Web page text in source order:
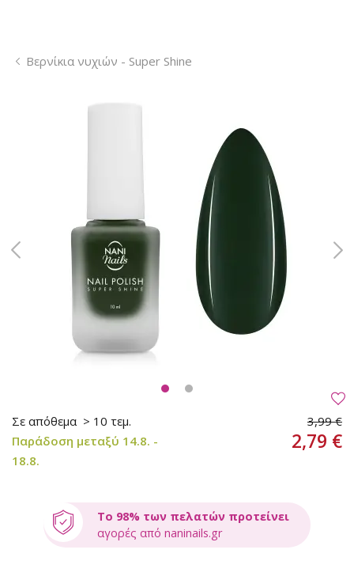
Βερνίκια νυχιών - Super Shine
Σε απόθεμα > 10 τεμ.
Παράδοση μεταξύ 14.8. -
18.8.
3,99 €
2,79 €
Το 98% των πελατών προτείνει
αγορές από naninails.gr